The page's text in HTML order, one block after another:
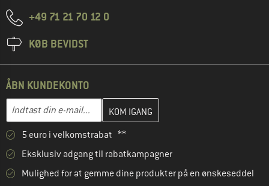
+49 71 21 70 12 0
KØB BEVIDST
ÅBN KUNDEKONTO
E-mail-adresse
Indtast din e-mailadresse her, og opret i næste trin din
5 euro i velkomstrabat **
Eksklusiv adgang til rabatkampagner
Mulighed for at gemme dine produkter på en ønskeseddel